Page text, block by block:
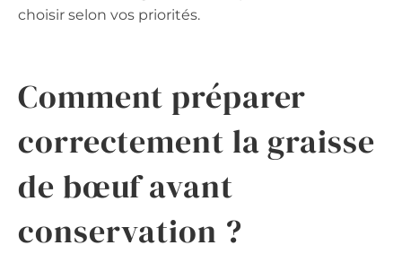
choisir selon vos priorités.
Comment préparer
correctement la graisse
de bœuf avant
conservation ?